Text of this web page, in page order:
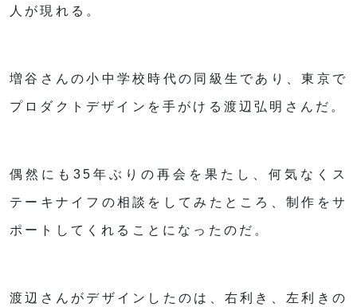
人が現れる。
増谷さんの小中学校時代の同級生であり、東京で
プロダクトデザインを手がける渡辺弘明さんだ。
偶然にも35年ぶりの再会を果たし、何気なくス
テーキナイフの相談をしてみたところ、制作をサ
ポートしてくれることになったのだ。
渡辺さんがデザインしたのは、右利き、左利きの